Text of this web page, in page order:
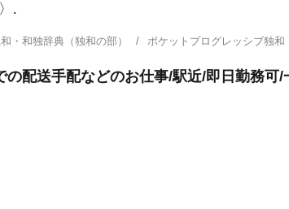
.
・和独辞典（独和の部） ポケットプログレッシブ独
の配送手配などのお仕事/駅近/即日勤務可/